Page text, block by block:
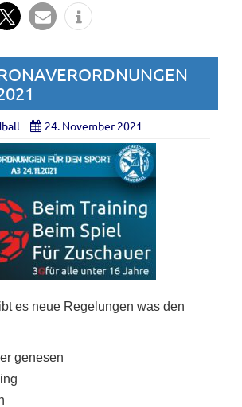
24. November 2021
es neue Regelungen was den
genesen